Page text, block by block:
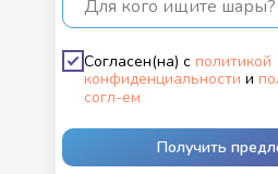
Для кого ищите шары?
Согласен(на) с политикой
конфиденциальности и
согл-ем
Получить